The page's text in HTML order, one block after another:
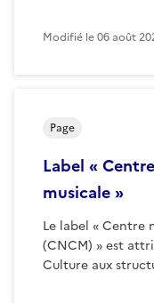
Modifié le06 août
Label «
musicale »
Le label « Centre
(CNCM) » est
Culture aux
Page